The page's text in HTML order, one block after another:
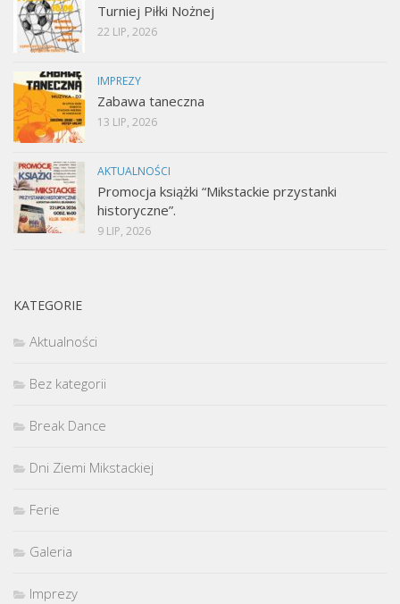
Turniej Piłki Nożnej
22 LIP, 2026
IMPREZY
Zabawa taneczna
13 LIP, 2026
AKTUALNOŚCI
Promocja książki “Mikstackie przystanki
historyczne”.
9 LIP, 2026
KATEGORIE
Aktualności
Bez kategorii
Break Dance
Dni Ziemi Mikstackiej
Ferie
Galeria
Imprezy